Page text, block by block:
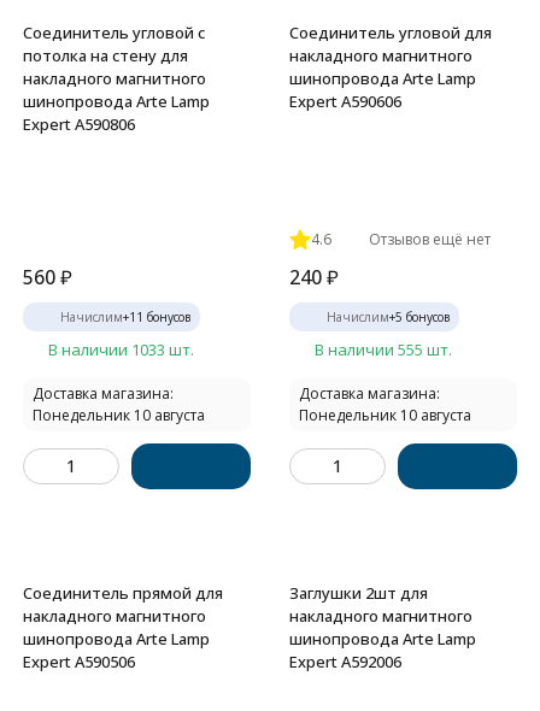
Соединитель угловой с
потолка на стену для
накладного магнитного
шинопровода Arte Lamp
Expert A590806
560₽
Начислим+11 бонусов
В наличии 1033 шт.
Доставка магазина:
Понедельник 10 августа
Соединитель угловой для
накладного магнитного
шинопровода Arte Lamp
Expert A590606
4.6 Отзывов ещё нет
240₽
Начислим+5 бонусов
В наличии 555 шт.
Доставка магазина:
Понедельник 10 августа
Соединитель прямой для
накладного магнитного
шинопровода Arte Lamp
Expert A590506
Заглушки 2шт для
накладного магнитного
шинопровода Arte Lamp
Expert A592006